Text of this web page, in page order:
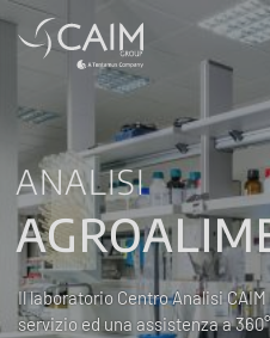
ANALISI
Il laboratorio Centro Analisi
servizio ed una assistenza a